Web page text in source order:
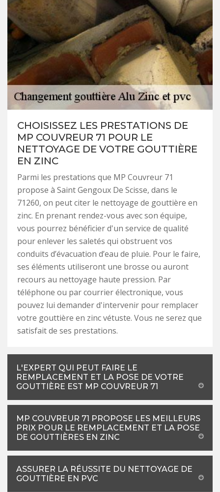
CHOISISSEZ LES PRESTATIONS DE
MP COUVREUR 71 POUR LE
NETTOYAGE DE VOTRE GOUTTIÈRE
EN ZINC
Parmi les prestations que MP Couvreur 71
propose à Saint Gengoux De Scisse, dans le
71260, on peut citer le nettoyage de gouttière en
zinc. En prenant rendez-vous avec son équipe,
vous pourrez bénéficier d'un service de qualité
pour enlever les saletés qui obstruent vos
conduits d’évacuation d’eau de pluie. Pour le faire,
ses éléments utiliseront une brosse ou auront
recours au nettoyage haute pression. Par
téléphone ou par courrier électronique, vous
pouvez lui demander d'intervenir pour remplacer
votre gouttière en zinc vétuste. Vous ne serez que
satisfait de ses prestations.
L'EXPERT QUI PEUT FAIRE LE
REMPLACEMENT ET LA POSE DE VOTRE
GOUTTIÈRE EST MP COUVREUR 71
MP COUVREUR 71 PROPOSE LES MEILLEURS
PRIX POUR LE REMPLACEMENT ET LA POSE
DE GOUTTIÈRES EN ZINC
ASSURER LA RÉUSSITE DU NETTOYAGE DE
GOUTTIÈRE EN PVC